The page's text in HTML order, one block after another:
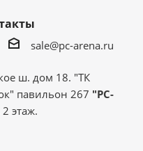
sale@pc-arena.ru
ш. дом 18. "ТК
павильон 267 "PC-
2 этаж.